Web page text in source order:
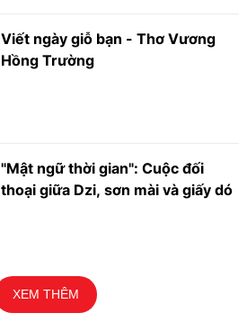
Viết ngày giỗ bạn - Thơ Vương
Hồng Trường
"Mật ngữ thời gian": Cuộc đối
thoại giữa Dzi, sơn mài và giấy dó
XEM THÊM